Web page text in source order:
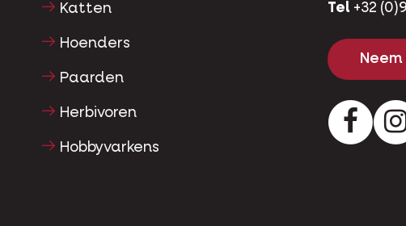
Katten
Hoenders
Paarden
Herbivoren
Hobbyvarkens
Tel +32